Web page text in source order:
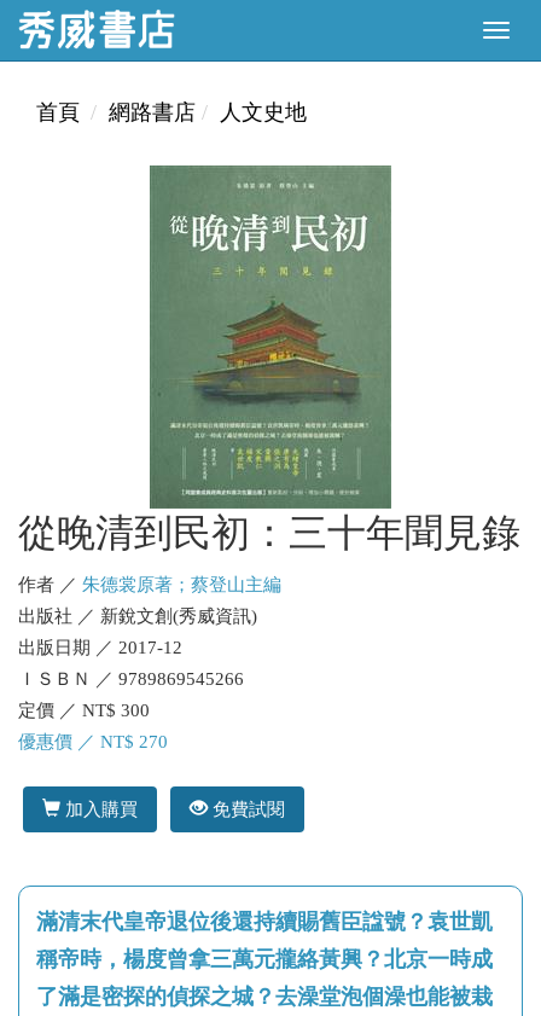
首頁 網路書店 人文史地
從晚清到民初：三十年聞見錄
作者 ／ 朱德裳原著；蔡登山主編
出版社 ／ 新銳文創(秀威資訊)
出版日期 ／ 2017-12
ＩＳＢＮ ／ 9789869545266
定價 ／ NT$ 300
優惠價 ／ NT$ 270
加入購買 免費試閱
滿清末代皇帝退位後還持續賜舊臣諡號？袁世凱
稱帝時，楊度曾拿三萬元攏絡黃興？北京一時成
了滿是密探的偵探之城？去澡堂泡個澡也能被栽